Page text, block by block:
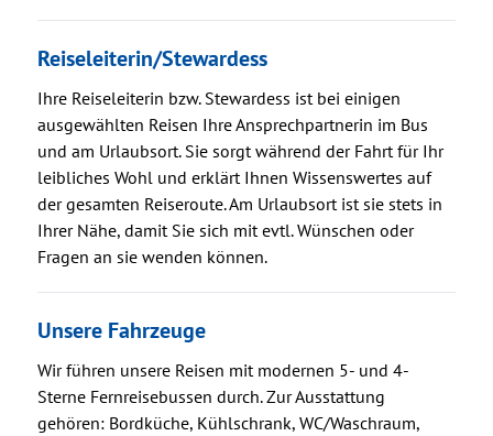
Reiseleiterin/Stewardess
Ihre Reiseleiterin bzw. Stewardess ist bei einigen
ausgewählten Reisen Ihre Ansprechpartnerin im Bus
und am Urlaubsort. Sie sorgt während der Fahrt für Ihr
leibliches Wohl und erklärt Ihnen Wissenswertes auf
der gesamten Reiseroute. Am Urlaubsort ist sie stets in
Ihrer Nähe, damit Sie sich mit evtl. Wünschen oder
Fragen an sie wenden können.
Unsere Fahrzeuge
Wir führen unsere Reisen mit modernen 5- und 4-
Sterne Fernreisebussen durch. Zur Ausstattung
gehören: Bordküche, Kühlschrank, WC/Waschraum,